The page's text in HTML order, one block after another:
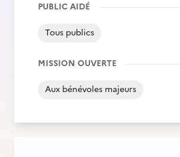
PUBLIC AIDÉ
Tous publics
MISSION OUVERTE
Aux bénévoles majeurs